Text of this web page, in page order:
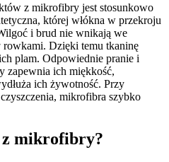
z mikrofibry jest stosunkowo
której włókna w przekroju
i brud nie wnikają we
rowkami. Dzięki temu tkaninę
plam. Odpowiednie pranie i
zapewnia ich miękkość,
ich żywotność. Przy
mikrofibra szybko
z mikrofibry?